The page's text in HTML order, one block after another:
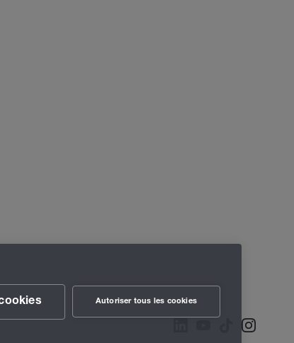
Autoriser tous les cookies